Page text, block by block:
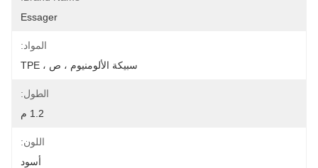
Essager
المواد:
سبيكة الألومنيوم ، ص ، TPE
الطول:
1.2 م
اللون:
أسود